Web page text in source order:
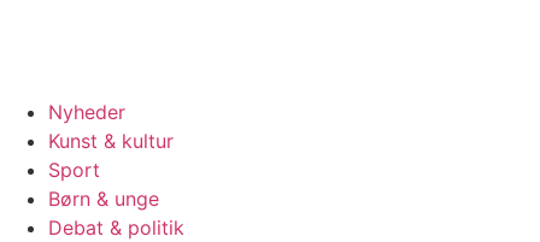
Nyheder
Kunst & kultur
Sport
Børn & unge
Debat & politik